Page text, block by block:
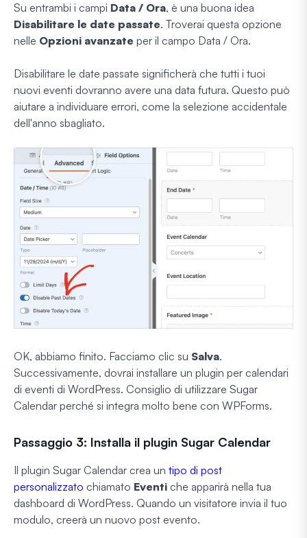
Su entrambi i campi Data / Ora, è una buona idea
Disabilitare le date passate. Troverai questa opzione
nelle Opzioni avanzate per il campo Data / Ora.
Disabilitare le date passate significherà che tutti i tuoi
nuovi eventi dovranno avere una data futura. Questo può
aiutare a individuare errori, come la selezione accidentale
dell'anno sbagliato.
OK, abbiamo finito. Facciamo clic su Salva.
Successivamente, dovrai installare un plugin per calendari
di eventi di WordPress. Consiglio di utilizzare Sugar
Calendar perché si integra molto bene con WPForms.
Passaggio 3: Installa il plugin Sugar Calendar
Il plugin Sugar Calendar crea un tipo di post
personalizzato chiamato Eventi che apparirà nella tua
dashboard di WordPress. Quando un visitatore invia il tuo
modulo, creerà un nuovo post evento.